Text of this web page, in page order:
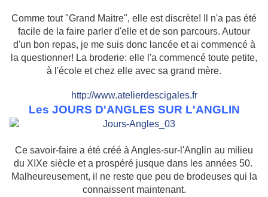
Comme tout "Grand Maitre", elle est discrète! Il n'a pas été
facile de la faire parler d'elle et de son parcours. Autour
d'un bon repas, je me suis donc lancée et ai commencé à
la questionner! La broderie: elle l'a commencé toute petite,
à l'école et chez elle avec sa grand mère.
http://www.atelierdescigales.fr
Les JOURS D'ANGLES SUR L'ANGLIN
Ce savoir-faire a été créé à Angles-sur-l'Anglin au milieu
du XIXe siècle et a prospéré jusque dans les années 50.
Malheureusement, il ne reste que peu de brodeuses qui la
connaissent maintenant.